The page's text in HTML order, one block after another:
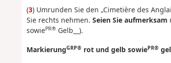
(3) Umrunden Sie den „Cimetière des
Sie rechts nehmen. Seien Sie aufmerksam
sowiePR®Gelb__).
MarkierungGRP®rot und gelb sowiePR®